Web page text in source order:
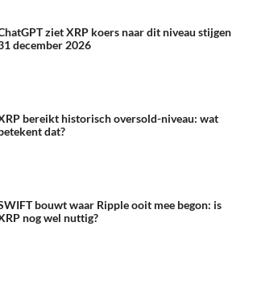
ziet XRP koers naar dit niveau stijgen
december 2026
bereikt historisch oversold-niveau: wat
dat?
bouwt waar Ripple ooit mee begon: is
nog wel nuttig?